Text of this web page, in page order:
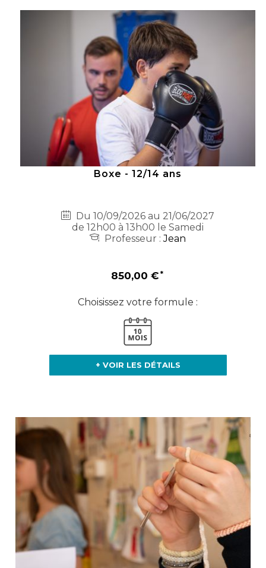
Boxe - 12/14 ans
Du 10/09/2026 au 21/06/2027
de 12h00 à 13h00 le Samedi
Professeur :Jean
850,00 €
Choisissez votre formule :
+ VOIR LES DÉTAILS